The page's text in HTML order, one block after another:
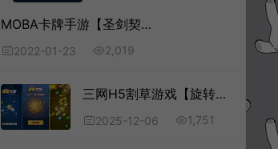
MOBA卡牌手游【圣剑契约】1月最新整理Win一键服务端+GM工具+CDK生成+授权物品后台+安卓
2022-01-23 2,019
三网H5割草游戏【旋转大师H5】12月最新整理Linux手工服务端+Win一键服务端+逆向前端源码+解压即玩+简易安卓客户端+详细搭建教程
2025-12-06 1,751